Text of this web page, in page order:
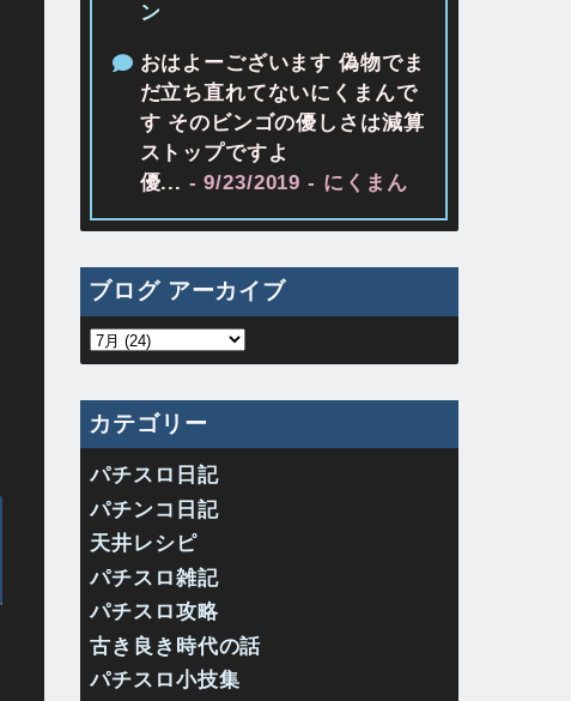
ン
おはよーございます 偽物でま
だ立ち直れてないにくまんで
す そのビンゴの優しさは減算
ストップですよ
優... - 9/23/2019 - にくまん
ブログ アーカイブ
カテゴリー
パチスロ日記
パチンコ日記
天井レシピ
パチスロ雑記
パチスロ攻略
古き良き時代の話
パチスロ小技集